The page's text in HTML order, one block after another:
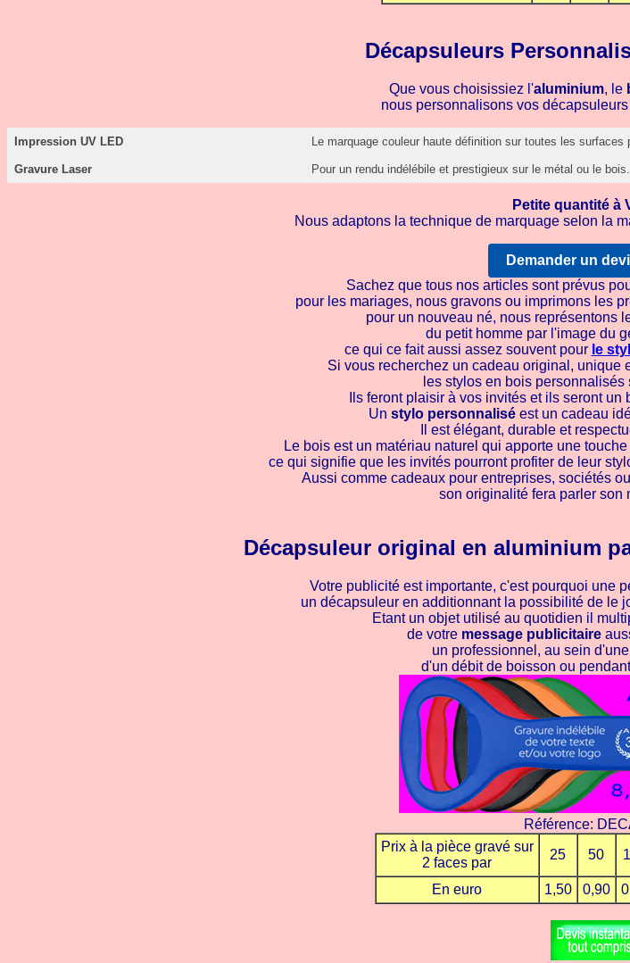
Décapsuleurs
Que vous choisissiez l'aluminium, le
nous personnalisons vos
Impression UV LED Le marquage couleur haute définition sur toutes les surfaces
Gravure Laser Pour un rendu indélébile et prestigieux sur le métal ou le bois.
Petite quantité à
Nous adaptons la technique de marquage selon la
Demander un
Sachez que tous nos articles sont prévus
pour les mariages, nous gravons ou imprimons les
pour un nouveau né, nous représentons
du petit homme par l'image du
ce qui ce fait aussi assez souvent pour le
Si vous recherchez un cadeau original, unique
les stylos en bois
Ils feront plaisir à vos invités et ils seront
Un stylo personnaliséest un cadeau
Il est élégant, durable et
Le bois est un matériau naturel qui apporte une
ce qui signifie que les invités pourront profiter de leur
Aussi comme cadeaux pour entreprises, sociétés
son originalité fera parler son
Décapsuleur original en aluminium
Votre publicité est importante, c'est pourquoi une
un décapsuleur en additionnant la possibilité de le
Etant un objet utilisé au quotidien il
de votre message publicitaire
un professionnel, au sein
d'un débit de boisson ou
Référence:
Prix à la pièce gravé sur
2 faces par
25 50
En euro 1,50 0,90